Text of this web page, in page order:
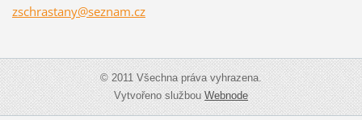
zschrastany@seznam.cz
© 2011 Všechna práva vyhrazena.
Vytvořeno službouWebnode